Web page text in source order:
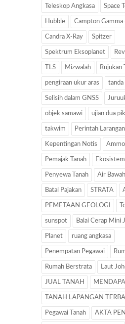
Teleskop Angkasa Space
Hubble Campton
Candra X-Ray Spitzer
Spektrum Eksoplanet
TLS Mizwalah Rujukan
pengiraan ukur aras tanda
Selisih dalam GNSS
objek samawi ujian dua
takwim Perintah Larangan
Kepentingan Notis
Pemajak Tanah
Penyewa Tanah Air
Batal Pajakan STRATA
PEMETAAN GEOLOGI
sunspot Balai Cerap Mini
Planet ruang angkasa
Penempatan Pegawai
Rumah Berstrata Laut
JUAL TANAH
TANAH LAPANGAN
Pegawai Tanah AKTA